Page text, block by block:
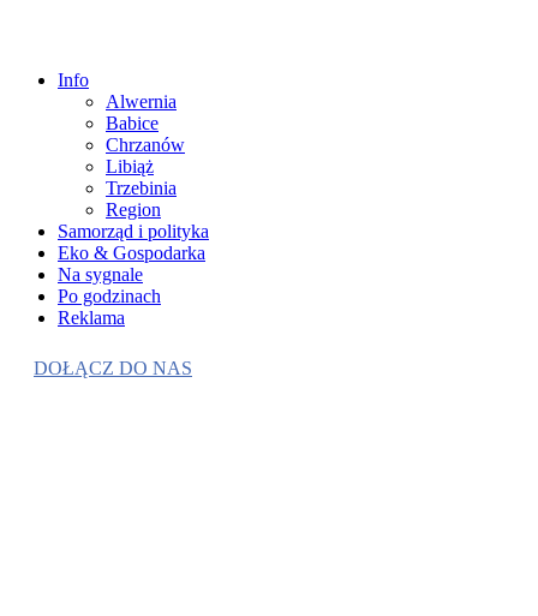
Info
Alwernia
Babice
Chrzanów
Libiąż
Trzebinia
Region
Samorząd i polityka
Eko & Gospodarka
Na sygnale
Po godzinach
Reklama
DOŁĄCZ DO NAS